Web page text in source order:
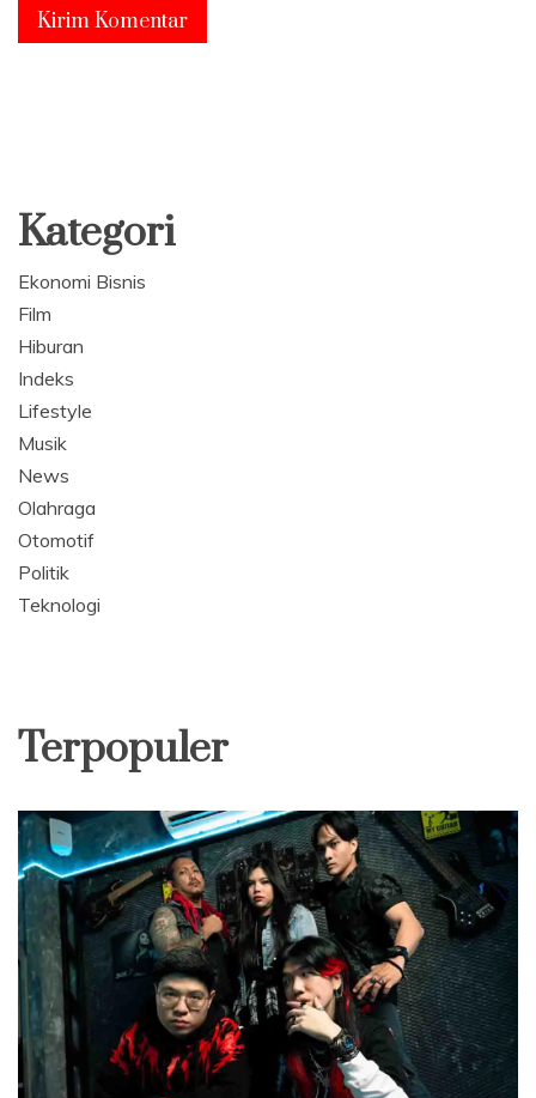
Kategori
Ekonomi Bisnis
Film
Hiburan
Indeks
Lifestyle
Musik
News
Olahraga
Otomotif
Politik
Teknologi
Terpopuler